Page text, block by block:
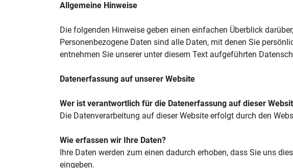
Allgemeine Hinweise
Die folgenden Hinweise geben einen einfachen Überblick
Personenbezogene Daten sind alle Daten, mit denen Sie
entnehmen Sie unserer unter diesem Text aufgeführten
Datenerfassung auf unserer Website
Wer ist verantwortlich für die Datenerfassung auf dieser
Die Datenverarbeitung auf dieser Website erfolgt durch den
Wie erfassen wir Ihre Daten?
Ihre Daten werden zum einen dadurch erhoben, dass Sie uns
eingeben.